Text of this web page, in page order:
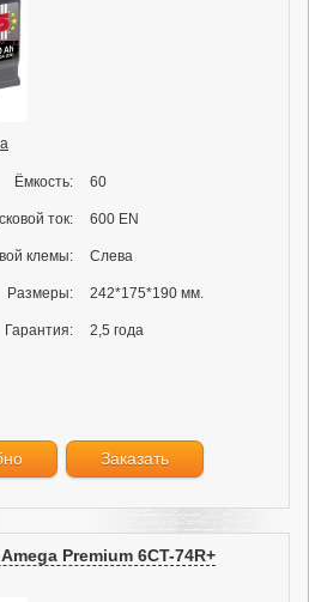
Ёмкость: 60
ток: 600 EN
клемы: Слева
Размеры: 242*175*190 мм.
Гарантия: 2,5 года
Заказать
Premium 6CT-74R+